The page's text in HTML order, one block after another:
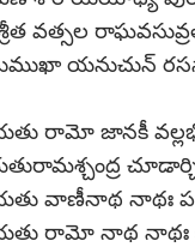
వత్సల
యనుచున్
రామో జానకీ
వాణీనాథ నాథః
రామో నాథ నాథః